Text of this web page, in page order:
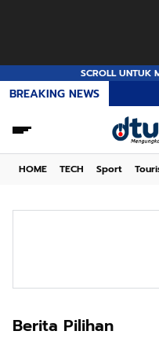
SCROLL UNTUK
BREAKING NEWS
HOME TECH Sport
Berita Pilihan